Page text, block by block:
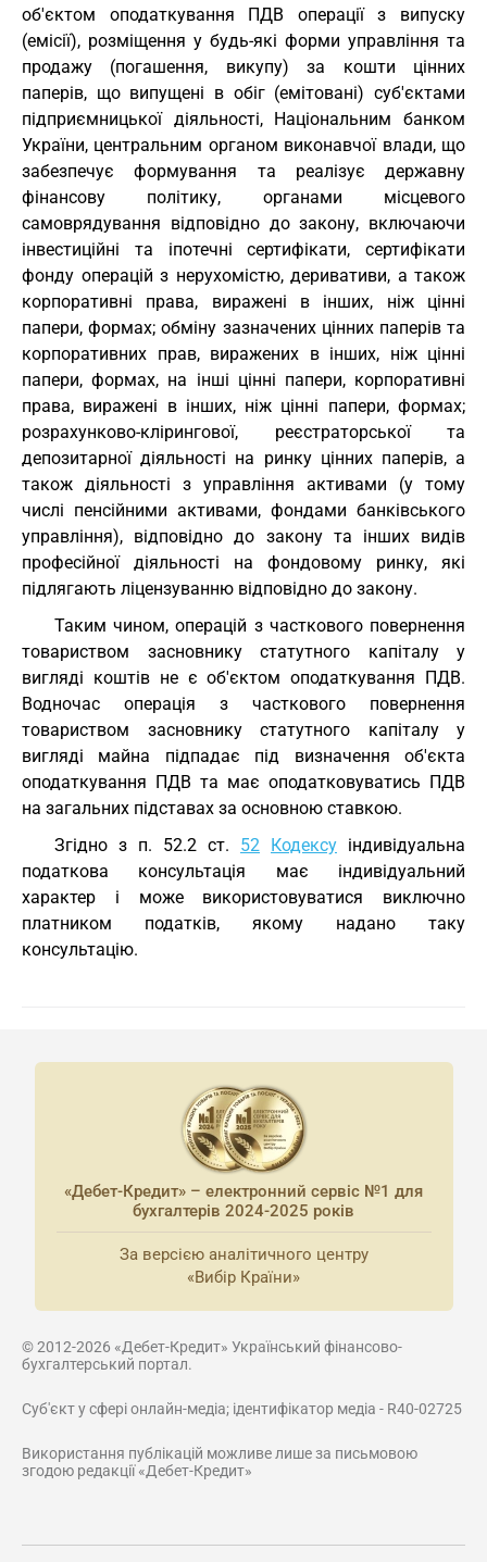
об'єктом оподаткування ПДВ операції з випуску
(емісії), розміщення у будь-які форми управління та
продажу (погашення, викупу) за кошти цінних
паперів, що випущені в обіг (емітовані) суб'єктами
підприємницької діяльності, Національним банком
України, центральним органом виконавчої влади, що
забезпечує формування та реалізує державну
фінансову політику, органами місцевого
самоврядування відповідно до закону, включаючи
інвестиційні та іпотечні сертифікати, сертифікати
фонду операцій з нерухомістю, деривативи, а також
корпоративні права, виражені в інших, ніж цінні
папери, формах; обміну зазначених цінних паперів та
корпоративних прав, виражених в інших, ніж цінні
папери, формах, на інші цінні папери, корпоративні
права, виражені в інших, ніж цінні папери, формах;
розрахунково-клірингової, реєстраторської та
депозитарної діяльності на ринку цінних паперів, а
також діяльності з управління активами (у тому
числі пенсійними активами, фондами банківського
управління), відповідно до закону та інших видів
професійної діяльності на фондовому ринку, які
підлягають ліцензуванню відповідно до закону.
Таким чином, операцій з часткового повернення
товариством засновнику статутного капіталу у
вигляді коштів не є об'єктом оподаткування ПДВ.
Водночас операція з часткового повернення
товариством засновнику статутного капіталу у
вигляді майна підпадає під визначення об'єкта
оподаткування ПДВ та має оподатковуватись ПДВ
на загальних підставах за основною ставкою.
Згідно з п. 52.2 ст. 52 Кодексу індивідуальна
податкова консультація має індивідуальний
характер і може використовуватися виключно
платником податків, якому надано таку
консультацію.
«Дебет-Кредит» – електронний сервіс №1 для
бухгалтерів 2024-2025 років
За версією аналітичного центру
«Вибір Країни»
© 2012-2026 «Дебет-Кредит» Український фінансово-
бухгалтерський портал.
Суб'єкт у сфері онлайн-медіа; ідентифікатор медіа - R40-02725
Використання публікацій можливе лише за письмовою
згодою редакції «Дебет-Кредит»